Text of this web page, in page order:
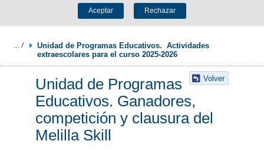
Aceptar Rechazar
Buscador
Unidad de Programas Educativos.  Actividades
extraescolares para el curso 2025-2026
Volver
Unidad de Programas
Educativos. Ganadores,
competición y clausura del
Melilla Skill